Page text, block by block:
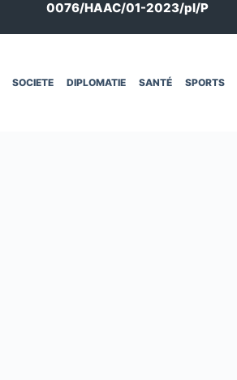
0076/HAAC/01-2023/pl/P
SOCIETE DIPLOMATIE SANTÉ SPORTS